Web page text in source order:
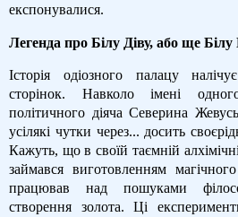
експонувалися.
Легенда про Білу Діву, або ще Білу
Історія одіозного палацу
сторінок. Навколо імені
політичного діяча Северина
усілякі чутки через... досить
Кажуть, що в своїй таємній
займався виготовленням
працював над пошуками
створення золота. Ці